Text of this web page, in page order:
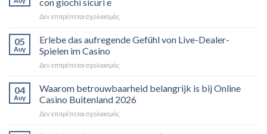
Δεν επιτρέπεται σχολιασμός
05
Αυγ
Erlebe das aufregende Gefühl von Live-Dealer-
Spielen im Casino
Δεν επιτρέπεται σχολιασμός
04
Αυγ
Waarom betrouwbaarheid belangrijk is bij Online
Casino Buitenland 2026
Δεν επιτρέπεται σχολιασμός